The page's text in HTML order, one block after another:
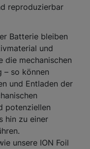
reproduzierbar
Batterie bleiben
und
die mechanischen
– so können
und Entladen der
potenziellen
hin zu einer
unsere ION Foil